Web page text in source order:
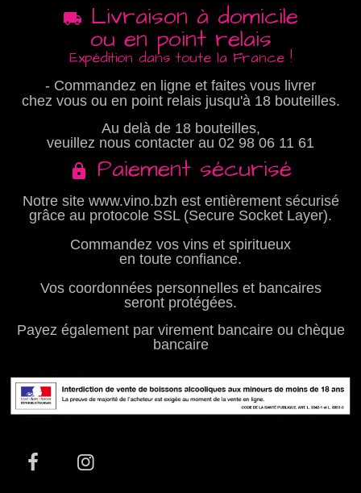
Livraison à domicile
ou en point relais
Expédition dans toute la France !
- Commandez en ligne et faites vous livrer
chez vous ou en point relais jusqu'à 18 bouteilles.
Au delà de 18 bouteilles,
veuillez nous contacter au 02 98 06 11 61
Paiement sécurisé
Notre site www.vino.bzh est entièrement sécurisé
grâce au protocole SSL (Secure Socket Layer).
Commandez vos vins et spiritueux
en toute confiance.
Vos coordonnées personnelles et bancaires
seront protégées.
Payez également par virement bancaire ou chèque
bancaire